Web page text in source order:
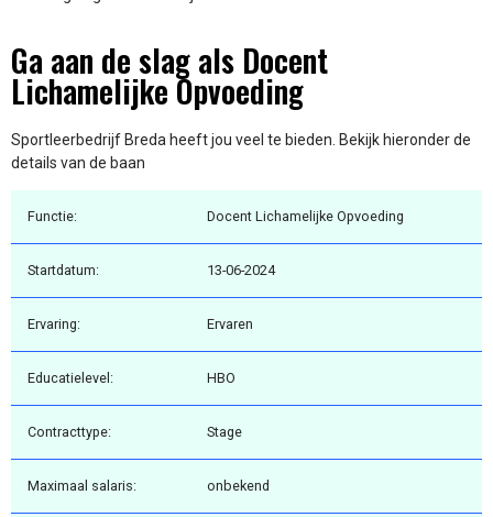
Ga aan de slag als Docent
Lichamelijke Opvoeding
Sportleerbedrijf Breda heeft jou veel te bieden. Bekijk hieronder de
details van de baan
Functie: Docent Lichamelijke Opvoeding
Startdatum: 13-06-2024
Ervaring: Ervaren
Educatielevel: HBO
Contracttype: Stage
Maximaal salaris: onbekend